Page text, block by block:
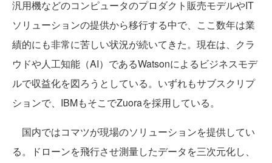
汎用機などのコンピュータのプロダクト販売モデルやIT
ソリューションの提供から移行する中で、ここ数年は業
績的にも非常に苦しい状況が続いてきた。現在は、クラ
ウドや人工知能（AI）であるWatsonによるビジネスモデ
ルで収益化を図ろうとしている。いずれもサブスクリプ
ションで、IBMもそこでZuoraを採用している。
国内ではコマツが現場のソリューションを提供してい
る。ドローンを飛行させ測量したデータを三次元化し、